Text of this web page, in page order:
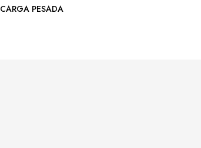
CARGA PESADA